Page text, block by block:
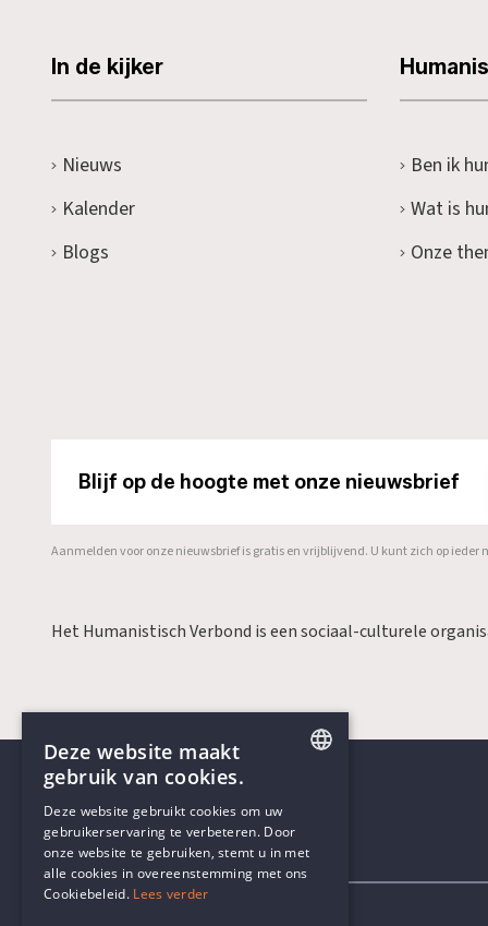
In de kijker
Nieuws
Kalender
Blogs
Ben ik
Wat is
Onze
Blijf op de hoogte met onze nieuwsbrief
Aanmelden voor onze nieuwsbrief is gratis en vrijblijvend. U kunt zich op ieder
Het Humanistisch Verbond is een sociaal-culturele
Contactgegevens
DUTCH
Deze website maakt
gebruik van cookies.
Deze website gebruikt cookies om uw
gebruikerservaring te verbeteren. Door
onze website te gebruiken, stemt u in met
alle cookies in overeenstemming met ons
Cookiebeleid. Lees verder